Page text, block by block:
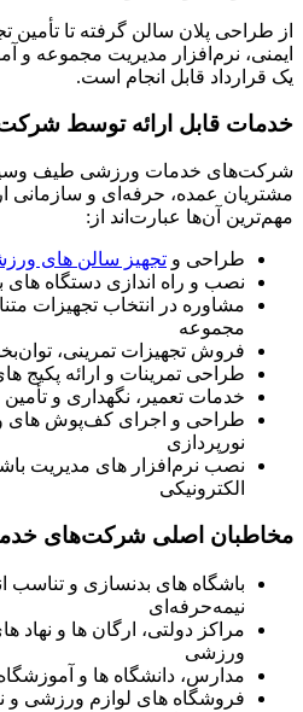
از طراحی پلان سالن گرفته تا تأمین
ایمنی، نرم‌افزار مدیریت مجموعه
یک قرارداد قابل انجام است.
خدمات قابل ارائه توسط
شرکت‌های خدمات ورزشی طیف
مشتریان عمده، حرفه‌ای و سازمانی
مهم‌ترین آن‌ها عبارت‌اند از:
طراحی و تجهیز سالن های
نصب و راه اندازی دستگاه های
مشاوره در انتخاب تجهیزات
مجموعه
فروش تجهیزات تمرینی،
طراحی تمرینات و ارائه پکیج
خدمات تعمیر، نگهداری و
طراحی و اجرای کف‌پوش های
نورپردازی
نصب نرم‌افزار های مدیریت
الکترونیکی
مخاطبان اصلی شرکت‌های
باشگاه های بدنسازی و تناسب
نیمه‌حرفه‌ای
مراکز دولتی، ارگان ها و
ورزشی
مدارس، دانشگاه ها و
فروشگاه های لوازم ورزشی و